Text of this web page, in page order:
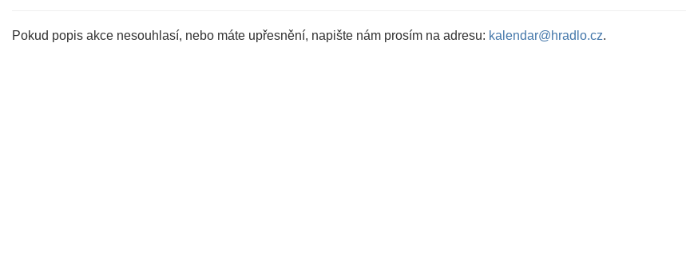
Pokud popis akce nesouhlasí, nebo máte upřesnění, napište nám prosím na adresu: kalendar@hradlo.cz.